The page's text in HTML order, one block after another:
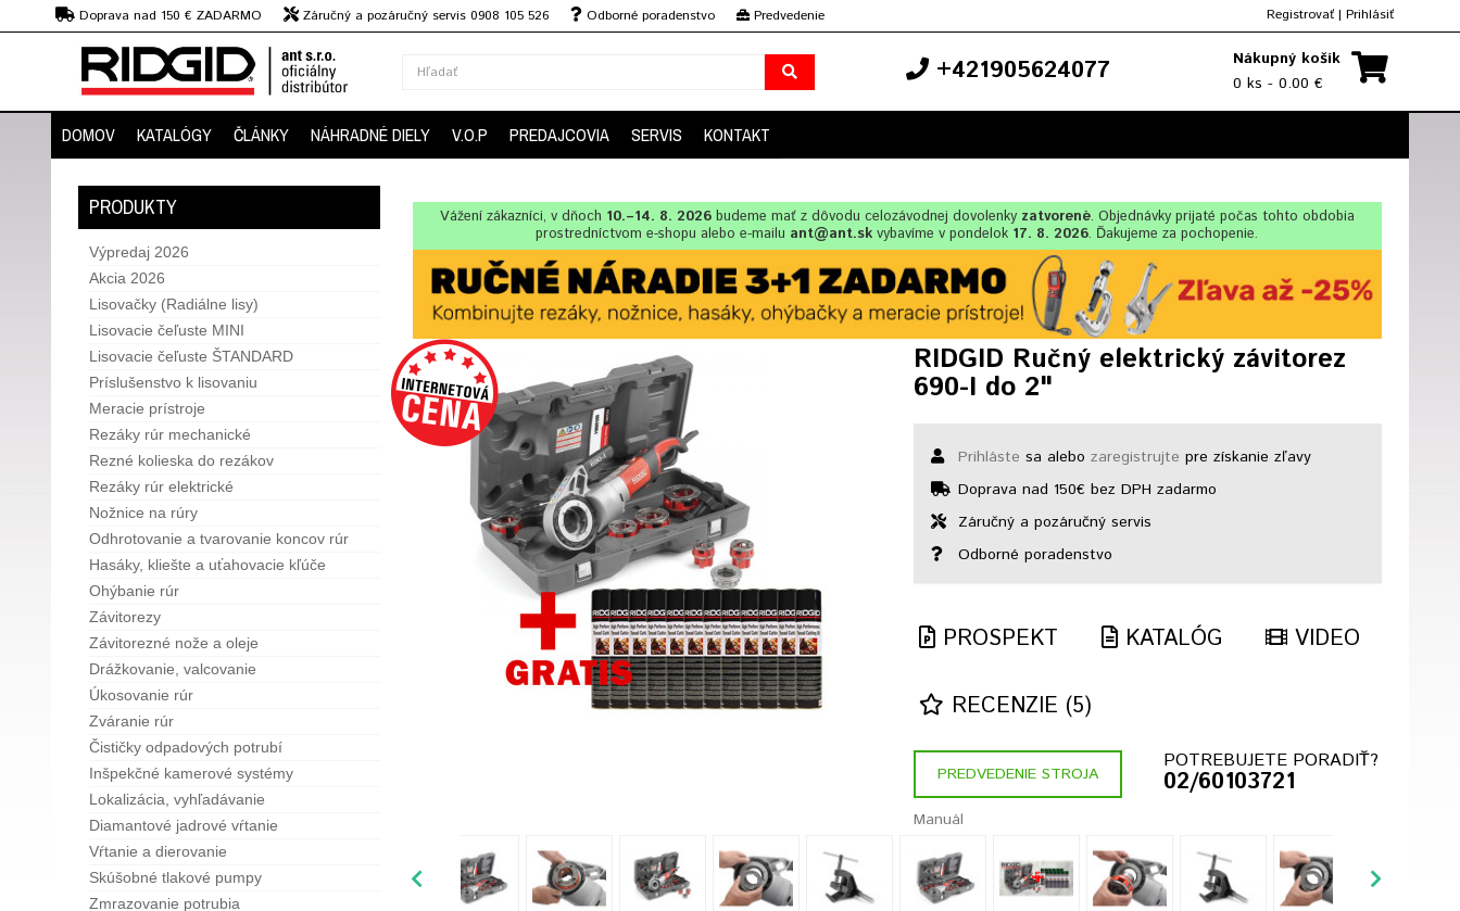
Doprava nad 150 € ZADARMO Záručný a pozáručný servis 0908 105 526 Odborné poradenstvo
Predvedenie
strojov
Registrovať | Prihlásiť
+421905624077
Nákupný košík
0 ks - 0.00 €
DOMOV KATALÓGY ČLÁNKY NÁHRADNÉ DIELY V.O.P PREDAJCOVIA SERVIS KONTAKT
PRODUKTY
Výpredaj 2026
Akcia 2026
Lisovačky (Radiálne lisy)
Lisovacie čeľuste MINI
Lisovacie čeľuste ŠTANDARD
Príslušenstvo k lisovaniu
Meracie prístroje
Rezáky rúr mechanické
Rezné kolieska do rezákov
Rezáky rúr elektrické
Nožnice na rúry
Odhrotovanie a tvarovanie koncov rúr
Hasáky, kliešte a uťahovacie kľúče
Ohýbanie rúr
Závitorezy
Závitorezné nože a oleje
Drážkovanie, valcovanie
Úkosovanie rúr
Zváranie rúr
Čističky odpadových potrubí
Inšpekčné kamerové systémy
Lokalizácia, vyhľadávanie
Diamantové jadrové vŕtanie
Vŕtanie a dierovanie
Skúšobné tlakové pumpy
Zmrazovanie potrubia
Vážení zákazníci, v dňoch 10.–14. 8. 2026budeme mať z dôvodu celozávodnej dovolenkyzatvorené. Objednávky prijaté počas tohto obdobia
prostredníctvom e-shopu alebo e-mailu ant@ant.sk vybavíme v pondelok 17. 8. 2026. Ďakujeme za pochopenie.
RIDGID Ručný elektrický závitorez
690-I do 2"
Prihláste sa alebo zaregistrujte pre získanie zľavy
Doprava nad 150€ bez DPH zadarmo
Záručný a pozáručný servis
Odborné poradenstvo
PROSPEKT KATALÓG VIDEO
RECENZIE (5)
PREDVEDENIE STROJA
POTREBUJETE PORADIŤ?
02/60103721
Manuál